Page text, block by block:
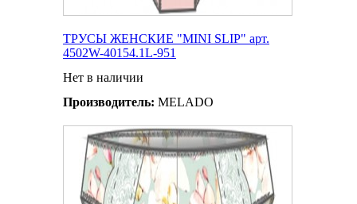
ТРУСЫ ЖЕНСКИЕ "MINI SLIP" арт.
4502W-40154.1L-951
Нет в наличии
Производитель: MELADO